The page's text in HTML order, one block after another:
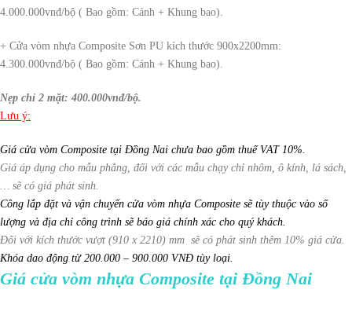
4.000.000vnđ/bộ ( Bao gồm: Cánh + Khung bao).
+ Cửa vòm nhựa Composite Sơn PU kích thước 900x2200mm:
4.300.000vnđ/bộ ( Bao gồm: Cánh + Khung bao).
Nẹp chỉ 2 mặt: 400.000vnđ/bộ.
Lưu ý:
Giá cửa vòm Composite tại Đồng Nai chưa bao gồm thuế VAT 10%.
Giá áp dụng cho mẫu phẳng, đối với các mẫu chạy chỉ nhôm, ô kính, lá sách,
… sẽ có giá phát sinh.
Công lắp đặt và vận chuyển cửa vòm nhựa Composite sẽ tùy thuộc vào số
lượng và địa chỉ công trình sẽ báo giá chính xác cho quý khách.
Đối với kích thước vượt (910 x 2210) mm sẽ có phát sinh thêm 10% giá cửa.
Khóa dao động từ 200.000 – 900.000 VNĐ tùy loại.
Giá cửa vòm nhựa Composite tại Đồng Nai